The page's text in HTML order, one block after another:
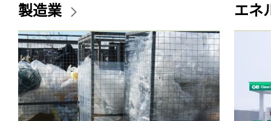
製造業 エネ